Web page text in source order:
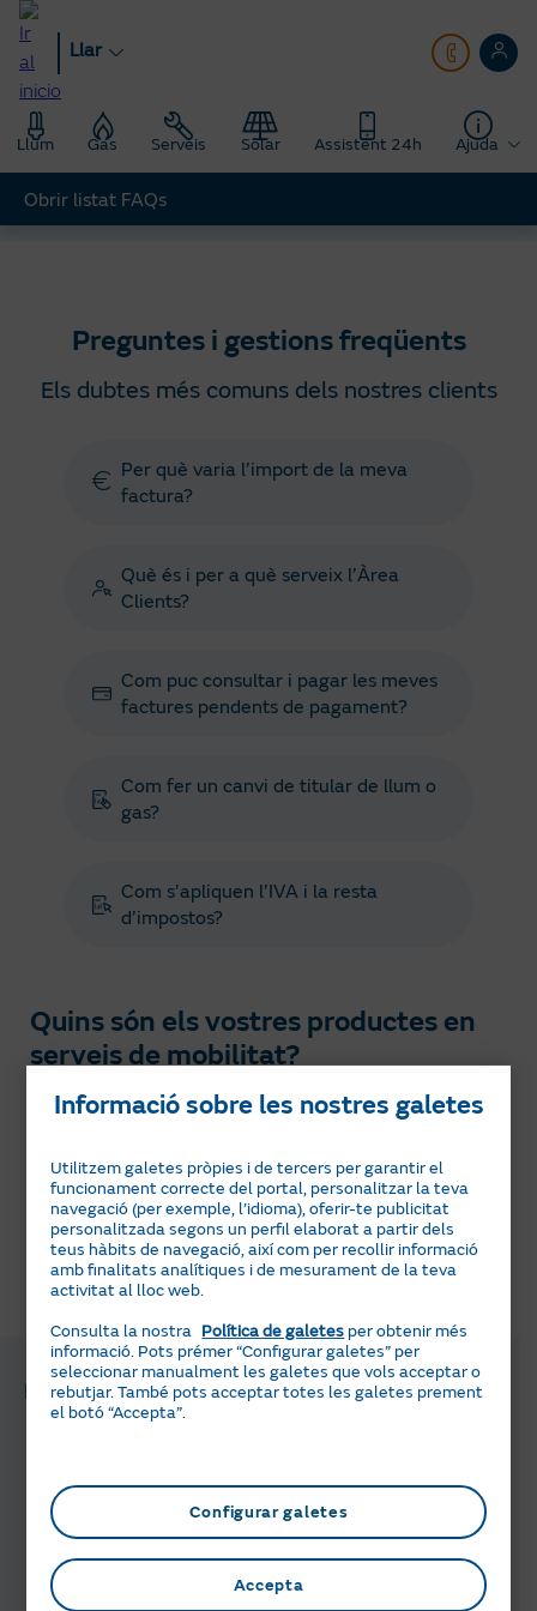
Anar
contingut
principal
Llar
Llum Gas Serveis Solar Assistent 24h Ajuda
Llar Ajuda Preguntes gestions freqüents
Preguntes i gestions freqüents
Els dubtes més comuns dels nostres clients
Per què varia l’import de la meva
factura?
Què és i per a què serveix l’Àrea
Clients?
Com puc consultar i pagar les meves
factures pendents de pagament?
Com fer un canvi de titular de llum o
gas?
Com s’apliquen l’IVA i la resta
d’impostos?
Obrir listat FAQs
Quins són els vostres productes en
serveis de mobilitat?
Ens alegra poder dir-te que tenim productes per ajudar-
te amb la instal·lació de punts de recàrrega elèctrics i
Accedeix des d’aquí a tots els detalls per a tots dos
serveis.
T'ha semblat útil aquesta informació?
Preguntes i gestions relacionades
Quines tarifes de gas puc contractar?
Informació sobre les nostres galetes
Utilitzem galetes pròpies i de tercers per garantir el
funcionament correcte del portal, personalitzar la teva
navegació (per exemple, l’idioma), oferir-te publicitat
personalitzada segons un perfil elaborat a partir dels
teus hàbits de navegació, així com per recollir informació
amb finalitats analítiques i de mesurament de la teva
activitat al lloc web.
Consulta la nostra Política de galetes per obtenir més
informació. Pots prémer “Configurar galetes” per
seleccionar manualment les galetes que vols acceptar o
rebutjar. També pots acceptar totes les galetes prement
el botó “Accepta”.
Configurar galetes
Accepta